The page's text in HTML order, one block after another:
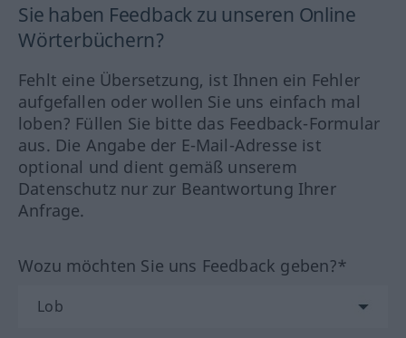
Sie haben Feedback zu unseren Online
Wörterbüchern?
Fehlt eine Übersetzung, ist Ihnen ein Fehler
aufgefallen oder wollen Sie uns einfach mal
loben? Füllen Sie bitte das Feedback-Formular
aus. Die Angabe der E-Mail-Adresse ist
optional und dient gemäß unserem
Datenschutz nur zur Beantwortung Ihrer
Anfrage.
Wozu möchten Sie uns Feedback geben?*